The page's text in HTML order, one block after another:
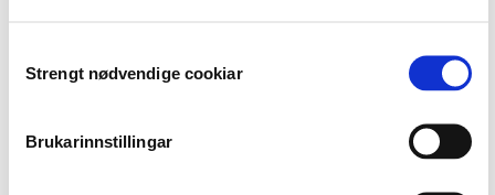
Selection
Strengt nødvendige cookiar
Brukarinnstillingar
kvantitative og kvalitative data